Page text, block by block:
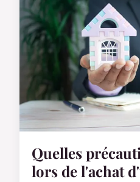
Quelles
lors de l'achat